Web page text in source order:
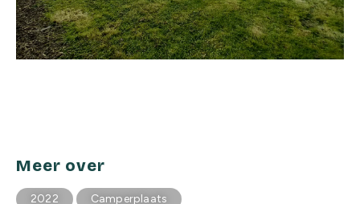
Meer over
2022 Camperplaats